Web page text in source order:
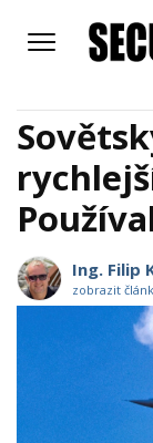
Ing. Filip
zobrazit